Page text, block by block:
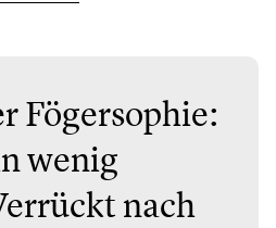
Fögersophie:
wenig
nach